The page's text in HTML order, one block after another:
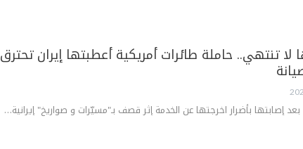
لا تنتهي.. حاملة طائرات أمريكية أعطبتها إيران تحترق
إصابتها بأضرار اخرجتها عن الخدمة إثر قصف بـ"مسيّرات و صواريخ" إيرانية…